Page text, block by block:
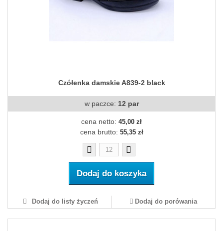
Czółenka damskie A839-2 black
w paczce: 12 par
cena netto: 45,00 zł
cena brutto: 55,35 zł
Dodaj do koszyka
Dodaj do listy życzeń Dodaj do porówania